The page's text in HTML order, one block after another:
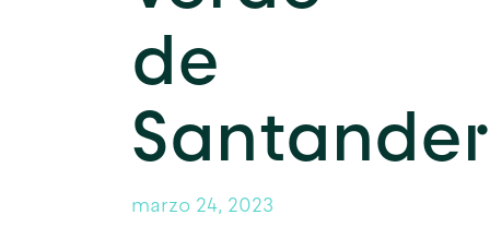
de
Santander
marzo 24, 2023